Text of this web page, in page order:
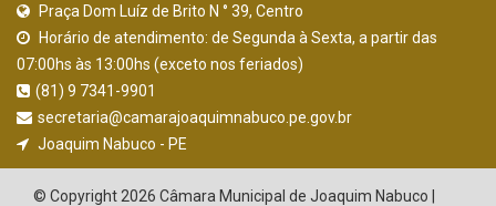
Praça Dom Luíz de Brito N ° 39, Centro
Horário de atendimento: de Segunda à Sexta, a partir das
07:00hs às 13:00hs (exceto nos feriados)
(81) 9 7341-9901
secretaria@camarajoaquimnabuco.pe.gov.br
Joaquim Nabuco - PE
© Copyright 2026 Câmara Municipal de Joaquim Nabuco |